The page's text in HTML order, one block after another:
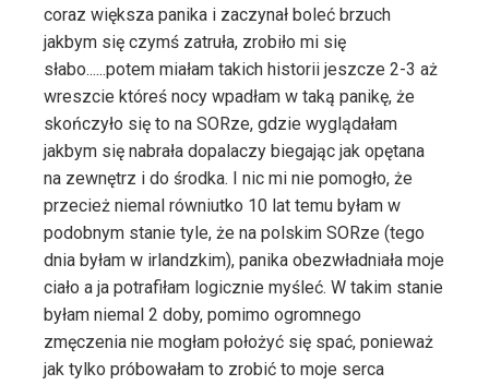
coraz większa panika i zaczynał boleć brzuch
jakbym się czymś zatruła, zrobiło mi się
słabo......potem miałam takich historii jeszcze 2-3 aż
wreszcie któreś nocy wpadłam w taką panikę, że
skończyło się to na SORze, gdzie wyglądałam
jakbym się nabrała dopalaczy biegając jak opętana
na zewnętrz i do środka. I nic mi nie pomogło, że
przecież niemal równiutko 10 lat temu byłam w
podobnym stanie tyle, że na polskim SORze (tego
dnia byłam w irlandzkim), panika obezwładniała moje
ciało a ja potrafiłam logicznie myśleć. W takim stanie
byłam niemal 2 doby, pomimo ogromnego
zmęczenia nie mogłam położyć się spać, ponieważ
jak tylko próbowałam to zrobić to moje serca